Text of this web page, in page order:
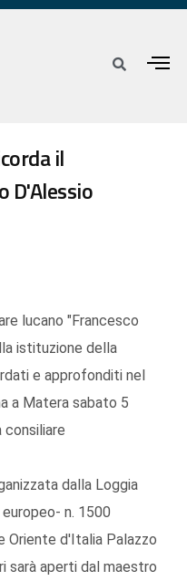
il
D'Alessio
lucano "Francesco
istituzione della
e approfonditi nel
a Matera sabato 5
consiliare
dalla Loggia
n. 1500
Oriente d'Italia Palazzo
sarà aperti dal maestro